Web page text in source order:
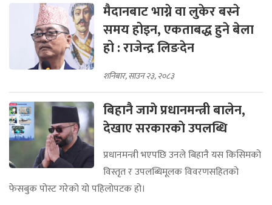
मैदानबाट भाग्ने वा लुकेर बस्ने
समय होइन, एकताबद्ध हुने बेला
हो : राजेन्द्र लिङदेन
शनिबार, साउन २३, २०८३
बिहानै जागे प्रधानमन्त्री बालेन,
देखाए सरकारकाे उपलब्धि
प्रधानमन्त्री भएपछि उनले बिहानै यस किसिमको
विस्तृत र उपलब्धिमूलक विवरणसहितको
फेसबुक पोस्ट गरेको यो पहिलोपटक हो।